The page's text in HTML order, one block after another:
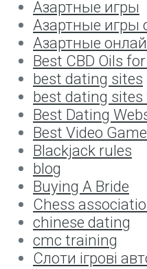
Aзартные игры
Aзартные игры
Aзартные
Best CBD Oils
best dating sites
best dating sites
Best Dating
Best Video
Blackjack rules
blog
Buying A Bride
Chess
chinese dating
cmc training
Cлоти ігрові